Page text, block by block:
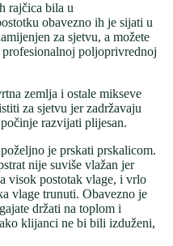
rajčica bila u
obavezno ih je sijati u
za sjetvu, a možete
poljoprivrednoj
zemlja i ostale mikseve
za sjetvu jer zadržavaju
razvijati plijesan.
je prskati prskalicom.
nije suviše vlažan jer
visok postotak vlage, i vrlo
vlage trunuti. Obavezno je
držati na toplom i
klijanci ne bi bili izduženi,